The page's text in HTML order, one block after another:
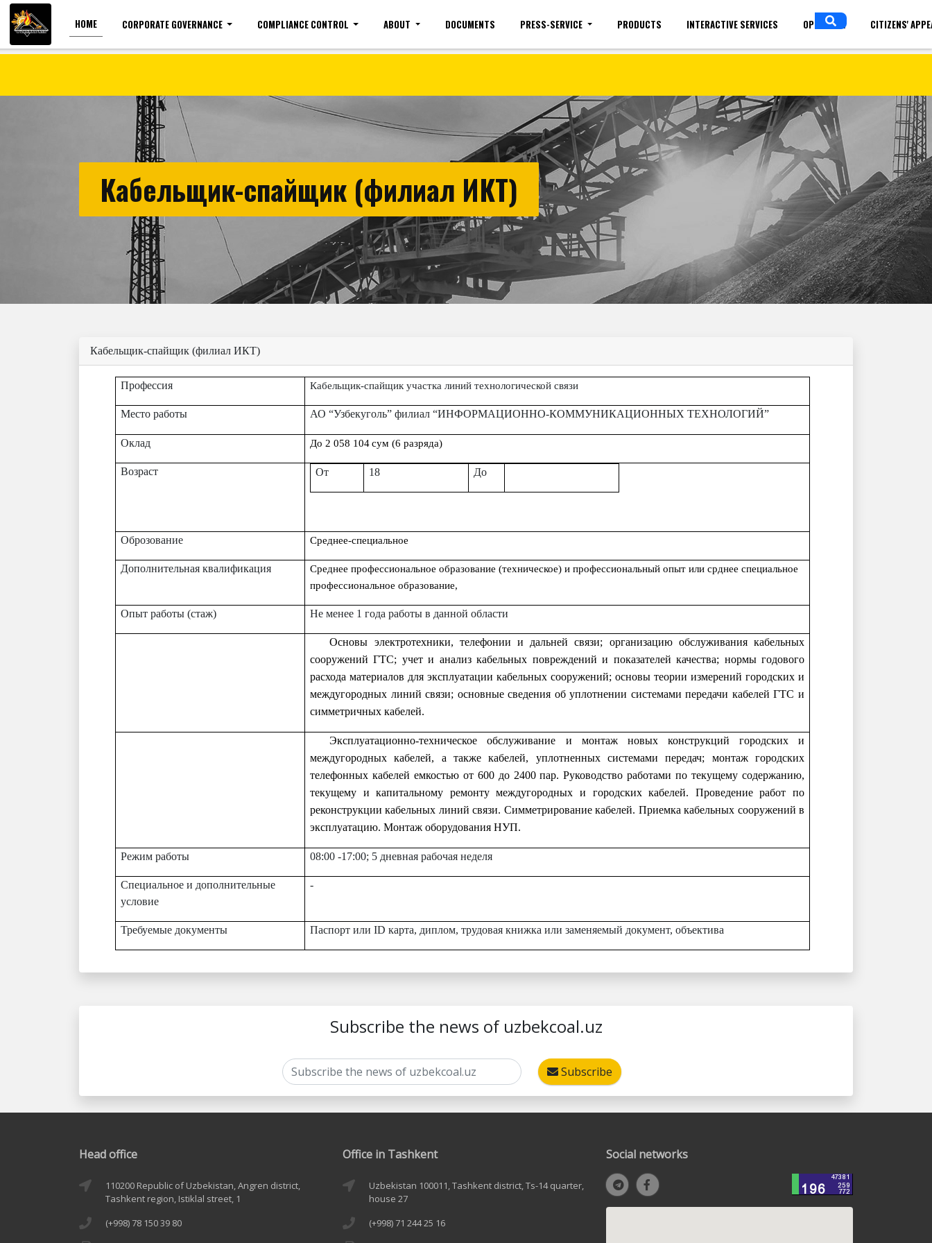
For the visually impaired Font size Site map Mobile version Vacancies(common) Sign in ENGLISH
HOME CORPORATE GOVERNANCE COMPLIANCE CONTROL ABOUT DOCUMENTS PRESS-SERVICE PRODUCTS INTERACTIVE SERVICES OPEN DATA CITIZENS'
Кабельщик-спайщик (филиал ИКТ)
Кабельщик-спайщик (филиал ИКТ)
Профессия Кабельщик-спайщик участка линий технологической связи
Место работы АО “Узбекуголь” филиал “ИНФОРМАЦИОННО-КОММУНИКАЦИОННЫХ ТЕХНОЛОГИЙ”
Оклад До 2 058 104сум (6 разряда)
Возраст От 18 До
Оброзование Среднее-специальное
Дополнительная квалификация
Среднее профессиональное образование (техническое) и профессиональный опыт или срднее специальное
профессиональное образование,
Опыт работы (стаж) Не менее 1 года работы в данной области
Oсновы электротехники, телефонии и дальней связи; организацию обслуживания кабельных
сооружений ГТС; учет и анализ кабельных повреждений и показателей качества; нормы годового
расхода материалов для эксплуатации кабельных сооружений; основы теории измерений городских и
междугородных линий связи; основные сведения об уплотнении системами передачи кабелей ГТС и
симметричных кабелей.
Эксплуатационно-техническое обслуживание и монтаж новых конструкций городских и
междугородных кабелей, а также кабелей, уплотненных системами передач; монтаж городских
телефонных кабелей емкостью от 600 до 2400 пар. Руководство работами по текущему содержанию,
текущему и капитальному ремонту междугородных и городских кабелей. Проведение работ по
реконструкции кабельных линий связи. Симметрирование кабелей. Приемка кабельных сооружений в
эксплуатацию. Монтаж оборудования НУП.
Режим работы 08:00 -17:00; 5 дневная рабочая неделя
Специальное и дополнительные
условие
-
Требуемые документы Паспорт или ID карта, диплом, трудовая книжка или заменяемый документ, объектива
Subscribe the news of uzbekcoal.uz
Subscribe
Head office
110200 Republic of Uzbekistan, Angren district,
Tashkent region, Istiklal street, 1
(+998) 78 150 39 80
Office in Tashkent
Uzbekistan 100011, Tashkent district, Ts-14 quarter,
house 27
(+998) 71 244 25 16
Social networks